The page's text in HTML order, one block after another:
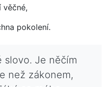
pokolení.
slovo. Je něčím
než zákonem,